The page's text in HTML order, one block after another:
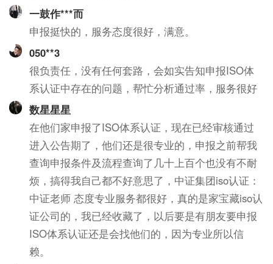
一鼓作***而
申报挺快的，服务态度很好，满意。
050**3
很负责任，没有任何套路，会如实告知申报ISO体
系认证中存在的问题，帮忙分析通过率，服务很好
数星星星
在他们家申报了ISO体系认证，现在已经审核通过
进入公告期了，他们还是很专业的，申报之前帮我
查询申报条件及流程查询了几十上百个也没有不耐
烦，搞得我自己都不好意思了，中证集团iso认证：
中证老师 态度专业服务都很好，真的是家宝藏iso认
证公司的，我已经收藏了，以后要是有朋友要申报
ISO体系认证还是会找他们的，因为专业所以信
赖。